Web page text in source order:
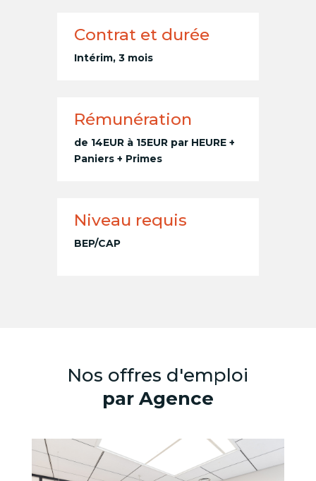
Contrat et durée
Intérim, 3 mois
Rémunération
de 14EUR à 15EUR par HEURE +
Paniers + Primes
Niveau requis
BEP/CAP
Nos offres d'emploi
par Agence